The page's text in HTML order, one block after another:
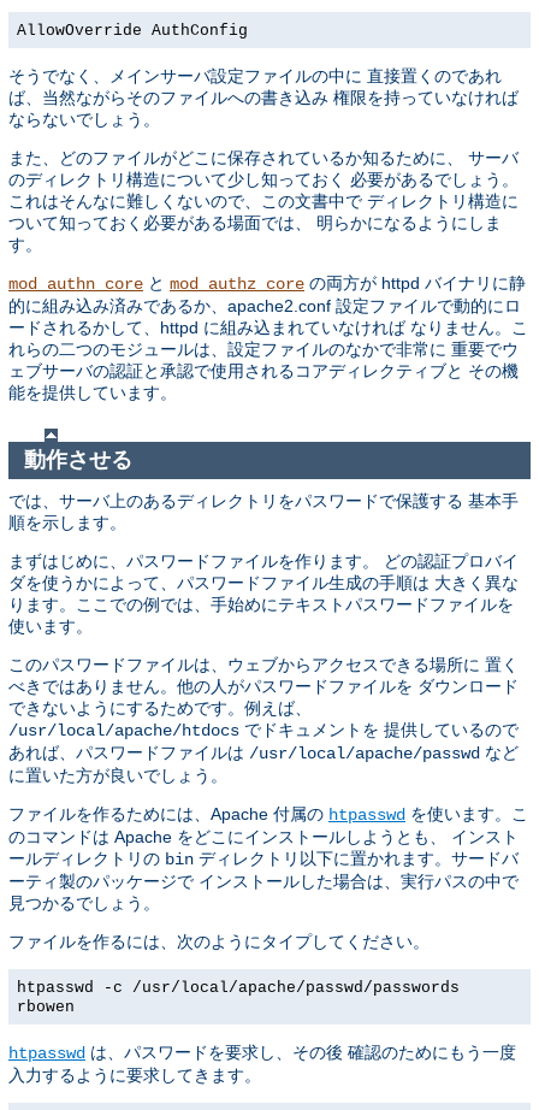
AllowOverride AuthConfig
そうでなく、メインサーバ設定ファイルの中に 直接置くのであれ
ば、当然ながらそのファイルへの書き込み 権限を持っていなければ
ならないでしょう。
また、どのファイルがどこに保存されているか知るために、 サーバ
のディレクトリ構造について少し知っておく 必要があるでしょう。
これはそんなに難しくないので、この文書中で ディレクトリ構造に
ついて知っておく必要がある場面では、 明らかになるようにしま
す。
mod_authn_core と mod_authz_core の両方が httpd バイナリに静
的に組み込み済みであるか、apache2.conf 設定ファイルで動的にロ
ードされるかして、httpd に組み込まれていなければ なりません。こ
れらの二つのモジュールは、設定ファイルのなかで非常に 重要でウ
ェブサーバの認証と承認で使用されるコアディレクティブと その機
能を提供しています。
動作させる
では、サーバ上のあるディレクトリをパスワードで保護する 基本手
順を示します。
まずはじめに、パスワードファイルを作ります。 どの認証プロバイ
ダを使うかによって、パスワードファイル生成の手順は 大きく異な
ります。ここでの例では、手始めにテキストパスワードファイルを
使います。
このパスワードファイルは、ウェブからアクセスできる場所に 置く
べきではありません。他の人がパスワードファイルを ダウンロード
できないようにするためです。例えば、
/usr/local/apache/htdocs でドキュメントを 提供しているので
あれば、パスワードファイルは /usr/local/apache/passwd など
に置いた方が良いでしょう。
ファイルを作るためには、Apache 付属の htpasswd を使います。こ
のコマンドは Apache をどこにインストールしようとも、 インスト
ールディレクトリの bin ディレクトリ以下に置かれます。サードバ
ーティ製のパッケージで インストールした場合は、実行パスの中で
見つかるでしょう。
ファイルを作るには、次のようにタイプしてください。
htpasswd -c /usr/local/apache/passwd/passwords
rbowen
htpasswd は、パスワードを要求し、その後 確認のためにもう一度
入力するように要求してきます。